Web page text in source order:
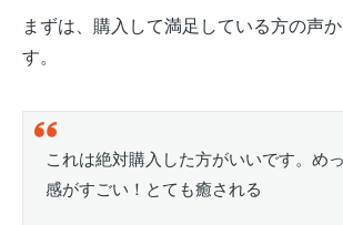
まずは、購入して満足している方の声
す。
これは絶対購入した方がいいです。め
感がすごい！とても癒される